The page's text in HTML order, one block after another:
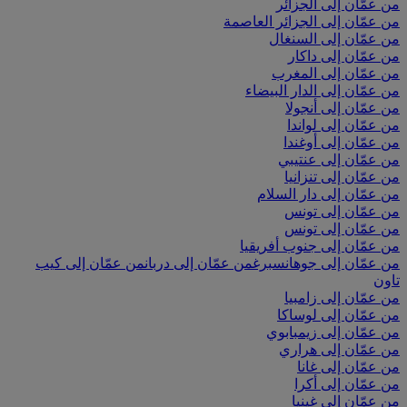
من عمّان إلى الجزائر
من عمّان إلى الجزائر العاصمة
من عمّان إلى السنغال
من عمّان إلى داكار
من عمّان إلى المغرب
من عمّان إلى الدار البيضاء
من عمّان إلى أنجولا
من عمّان إلى لواندا
من عمّان إلى أوغندا
من عمّان إلى عنتيبي
من عمّان إلى تنزانيا
من عمّان إلى دار السلام
من عمّان إلى تونس
من عمّان إلى تونس
من عمّان إلى جنوب أفريقيا
من عمّان إلى جوهانسبرغمن عمّان إلى دربانمن عمّان إلى كيب
تاون
من عمّان إلى زامبيا
من عمّان إلى لوساكا
من عمّان إلى زيمبابوي
من عمّان إلى هراري
من عمّان إلى غانا
من عمّان إلى أكرا
من عمّان إلى غينيا